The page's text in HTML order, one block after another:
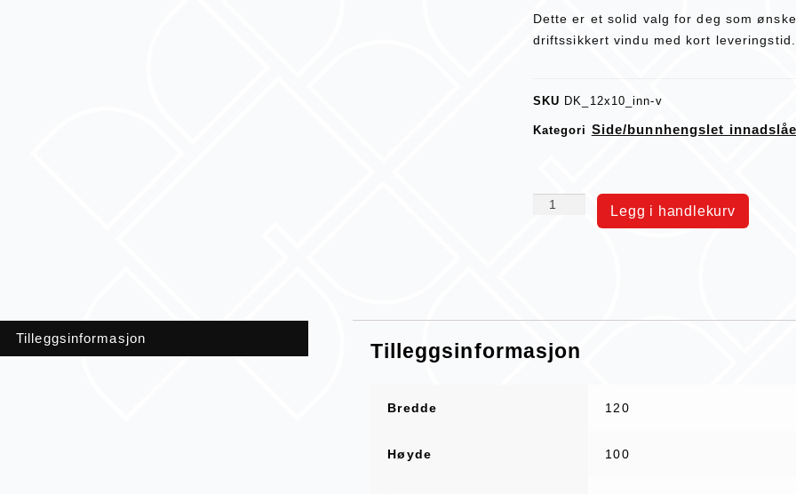
Dette er et solid valg for deg som
driftssikkert vindu med kort leveringstid.
SKU DK_12x10_inn-v
Kategori Side/bunnhengslet
Legg i handlekurv
Tilleggsinformasjon
Tilleggsinformasjon
Bredde 120
Høyde 100